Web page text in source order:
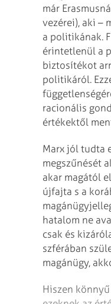
már
vezérei), aki –
a politikának.
érintetlenül a
biztosítékot
politikáról.
racionális
értékektől
Marx jól tudta
megszűnését
akar magától
újfajta s a
hatalom ne
csak és
szférában
magánügy,
Hiszen